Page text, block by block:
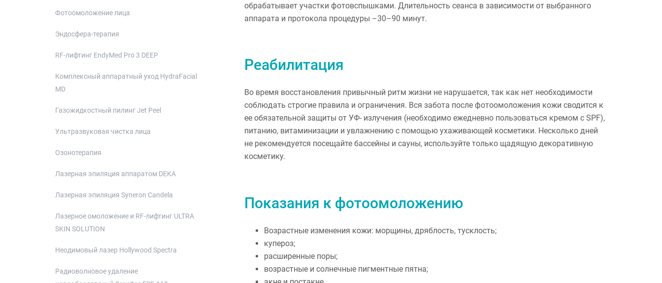
обрабатывает участки фотовспышками. Длительность сеанса в зависимости от выбранного
аппарата и протокола процедуры –30–90 минут.
Реабилитация
Во время восстановления привычный ритм жизни не нарушается, так как нет необходимости
соблюдать строгие правила и ограничения. Вся забота после фотоомоложения кожи сводится к
ее обязательной защиты от УФ- излучения (необходимо ежедневно пользоваться кремом с SPF),
питанию, витаминизации и увлажнению с помощью ухаживающей косметики. Несколько дней
не рекомендуется посещайте бассейны и сауны, используйте только щадящую декоративную
косметику.
Показания к фотоомоложению
Возрастные изменения кожи: морщины, дряблость, тусклость;
купероз;
расширенные поры;
возрастные и солнечные пигментные пятна;
Фотоомоложение лица
Эндосфера-терапия
RF-лифтинг EndyMed Pro 3 DEEP
Комплексный аппаратный уход HydraFacial
MD
Газожидкостный пилинг Jet Peel
Ультразвуковая чистка лица
Озонотерапия
Лазерная эпиляция аппаратом DEKA
Лазерная эпиляция Syneron Candela
Лазерное омоложение и RF-лифтинг ULTRA
SKIN SOLUTION
Неодимовый лазер Hollywood Spectra
Радиоволновое удаление